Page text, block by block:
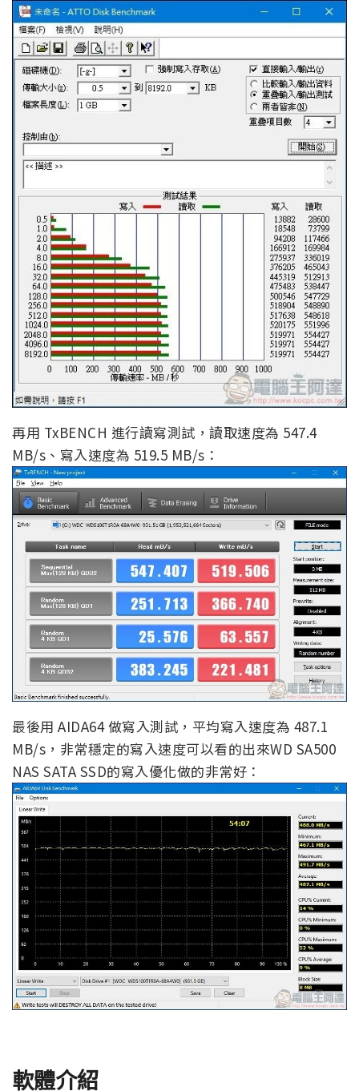
再用 TxBENCH 進行讀寫測試，讀取速度為 547.4
MB/s、寫入速度為 519.5 MB/s：
最後用 AIDA64 做寫入測試，平均寫入速度為 487.1
MB/s，非常穩定的寫入速度可以看的出來WD SA500
NAS SATA SSD的寫入優化做的非常好：
軟體介紹